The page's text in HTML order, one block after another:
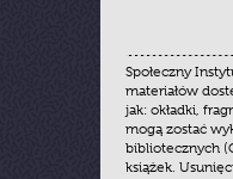
Społeczny
materiałów
jak: okładki,
mogą zostać
bibliotecznych
książek.